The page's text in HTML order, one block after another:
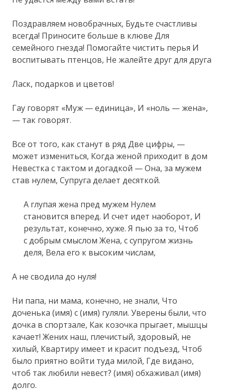
Поздравляем новобрачных, Будьте счастливы
всегда! Приносите больше в клюве Для
семейного гнезда! Помогайте чистить перья И
воспитывать птенцов, Не жалейте друг для друга
Ласк, подарков и цветов!
Гау говорят «Муж — единица», И «ноль — жена»,
— так говорят.
Все от того, как станут в ряд Две цифры, —
может измениться, Когда женой приходит в дом
Невестка с тактом и догадкой — Она, за мужем
став нулем, Супруга делает десяткой.
А глупая жена пред мужем Нулем
становится вперед. И счет идет наоборот, И
результат, конечно, хуже. Я пью за то, Чтоб
с добрым смыслом Жена, с супругом жизнь
деля, Вела его к высоким числам,
А не сводила до нуля!
Ни папа, ни мама, конечно, не знали, Что
доченька (имя) с (имя) гуляли. Уверены были, что
дочка в спортзале, Как козочка прыгает, мышцы
качает! Жених наш, плечистый, здоровый, не
хилый, Квартиру имеет и красит подъезд, Чтоб
было приятно войти туда милой, Где видано,
чтоб так любили невест? (имя) обхаживал (имя)
долго.